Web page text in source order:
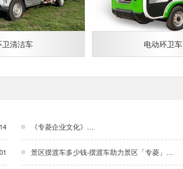
卫清洁车 电动环卫车
《专菱企业文化》…
景区摆渡车多少钱-摆渡车助力景区「专菱」…